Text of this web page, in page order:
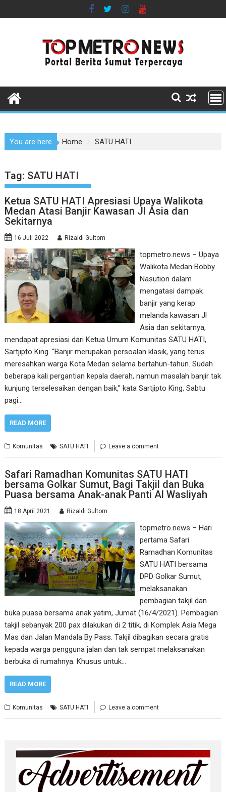
to
You are here Home SATU HATI
Tag: SATU HATI
Ketua SATU HATI Apresiasi Upaya Walikota
Medan Atasi Banjir Kawasan Jl Asia dan
Sekitarnya
16 Juli 2022 Rizaldi Gultom
topmetro.news – Upaya
Walikota Medan Bobby
Nasution dalam
mengatasi dampak
banjir yang kerap
melanda kawasan Jl
Asia dan sekitarnya,
mendapat apresiasi dari Ketua Umum Komunitas SATU HATI,
Sartjipto King. “Banjir merupakan persoalan klasik, yang terus
meresahkan warga Kota Medan selama bertahun-tahun. Sudah
beberapa kali pergantian kepala daerah, namun masalah banjir tak
kunjung terselesaikan dengan baik,” kata Sartjipto King, Sabtu
pagi…
READ MORE
Komunitas SATU HATI Leave a comment
Safari Ramadhan Komunitas SATU HATI
bersama Golkar Sumut, Bagi Takjil dan Buka
Puasa bersama Anak-anak Panti Al Wasliyah
18 April 2021 Rizaldi Gultom
topmetro.news – Hari
pertama Safari
Ramadhan Komunitas
SATU HATI bersama
DPD Golkar Sumut,
melaksanakan
pembagian takjil dan
buka puasa bersama anak yatim, Jumat (16/4/2021). Pembagian
takjil sebanyak 200 pax dilakukan di 2 titik, di Komplek Asia Mega
Mas dan Jalan Mandala By Pass. Takjil dibagikan secara gratis
kepada warga pengguna jalan dan tak sempat melaksanakan
berbuka di rumahnya. Khusus untuk…
READ MORE
Komunitas SATU HATI Leave a comment